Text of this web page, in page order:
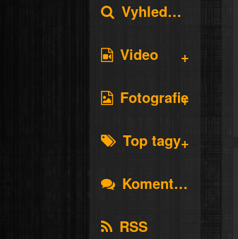
Vyhledávání
Video
Fotografie
Top tagy
Komentáře
RSS